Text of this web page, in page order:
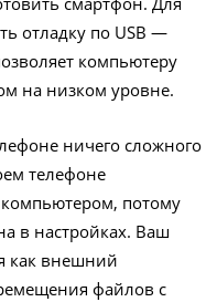
отладку по USB —
компьютеру
на низком уровне.
ничего сложного
телефоне
потому
в настройках. Ваш
как внешний
файлов с